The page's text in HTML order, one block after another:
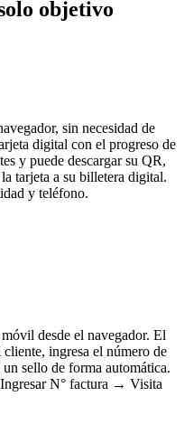
objetivo
sin necesidad de
digital con el progreso de
y puede descargar su QR,
tarjeta a su billetera digital.
y teléfono.
desde el navegador. El
ingresa el número de
sello de forma automática.
N° factura → Visita